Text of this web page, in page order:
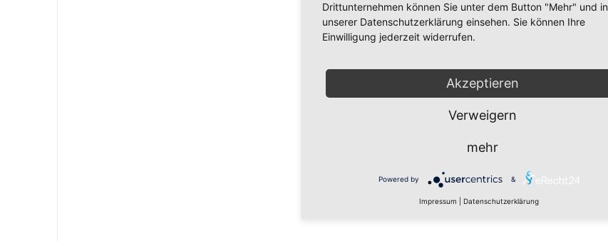
Drittunternehmen können Sie unter dem Button "Mehr" und in
unserer Datenschutzerklärung einsehen. Sie können Ihre
Einwilligung jederzeit widerrufen.
Akzeptieren
Verweigern
mehr
Powered by &
Impressum Datenschutzerklärung